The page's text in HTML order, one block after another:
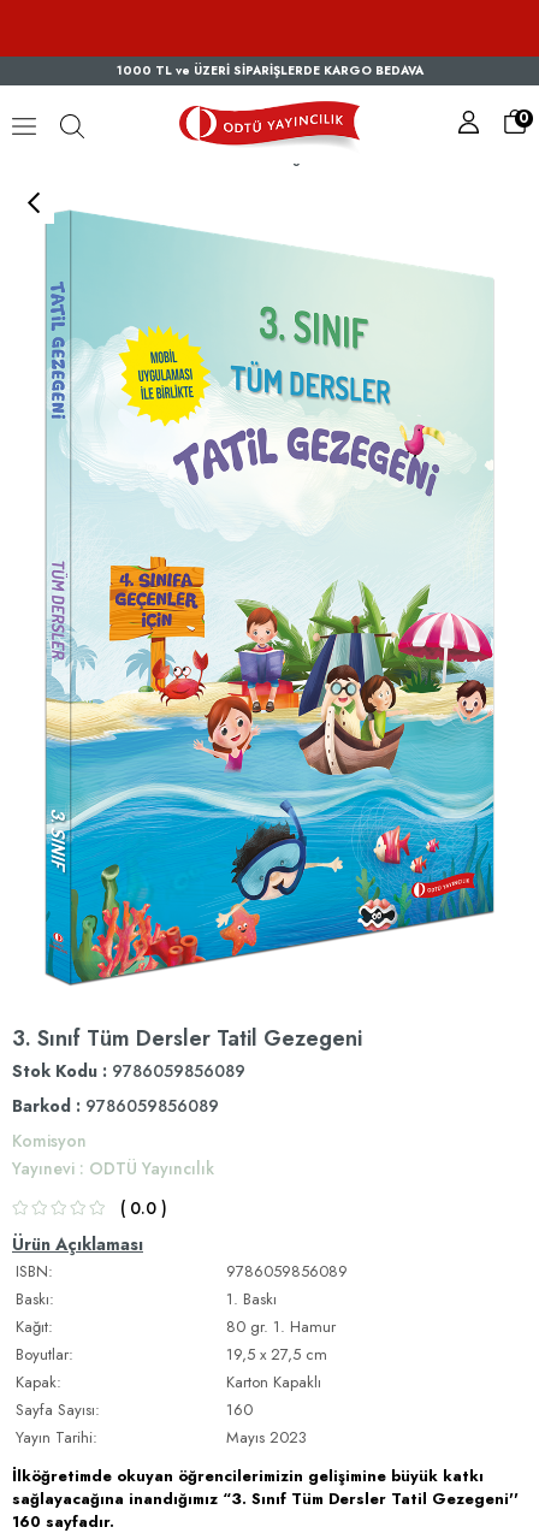
1000 TL ve ÜZERİ SİPARİŞLERDE KARGO BEDAVA
0
3. Sınıf Tüm Dersler Tatil Gezegeni
Stok Kodu
9786059856089
Barkod : 9786059856089
Komisyon
Yayınevi : ODTÜ Yayıncılık
0.0
Ürün Açıklaması
ISBN:
9786059856089
Baskı:
1. Baskı
Kağıt:
80 gr. 1. Hamur
Boyutlar:
19,5 x 27,5 cm
Kapak:
Karton Kapaklı
Sayfa Sayısı:
160
Yayın Tarihi:
Mayıs 2023
İlköğretimde okuyan öğrencilerimizin gelişimine büyük katkı
sağlayacağına inandığımız “3. Sınıf Tüm Dersler Tatil Gezegeni''
160 sayfadır.